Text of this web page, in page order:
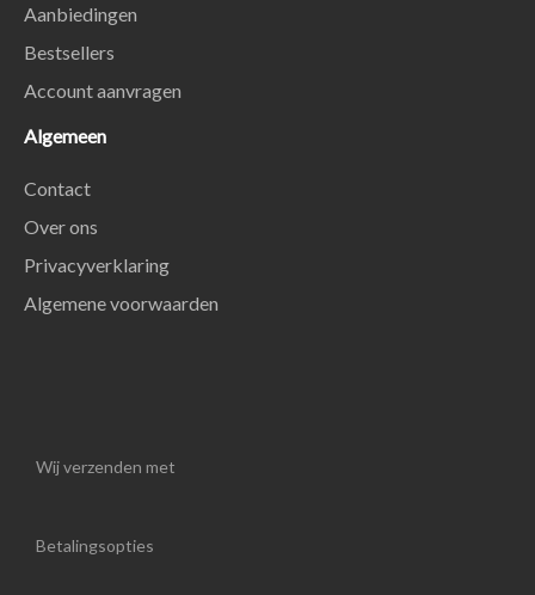
Aanbiedingen
Bestsellers
Account aanvragen
Algemeen
Contact
Over ons
Privacyverklaring
Algemene voorwaarden
Wij verzenden met
Betalingsopties